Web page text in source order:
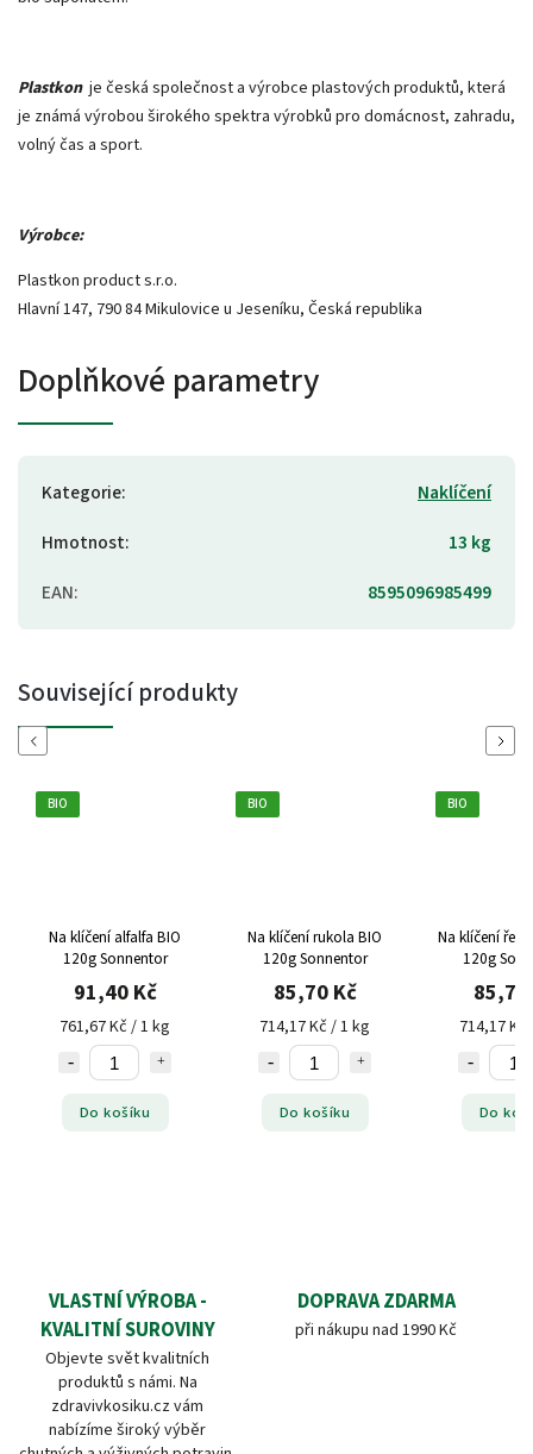
Plastkon je česká společnost a výrobce plastových produktů, která
je známá výrobou širokého spektra výrobků pro domácnost, zahradu,
volný čas a sport.
Výrobce:
Plastkon product s.r.o.
Hlavní 147, 790 84 Mikulovice u Jeseníku, Česká republika
Doplňkové parametry
Kategorie:
Naklíčení
Hmotnost:
13 kg
EAN: 8595096985499
Související produkty
Previous
BIO
Na klíčení alfalfa BIO
120g Sonnentor
91,40 Kč
761,67 Kč / 1 kg
Do košíku
BIO
Na klíčení rukola BIO
120g Sonnentor
85,70 Kč
714,17 Kč / 1 kg
Do košíku
BIO
Na klíčení
120g
85,70
714,17
Do
Next
VLASTNÍ VÝROBA -
KVALITNÍ SUROVINY
Objevte svět kvalitních
produktů s námi. Na
zdravivkosiku.cz vám
nabízíme široký výběr
DOPRAVA ZDARMA
při nákupu nad 1990 Kč